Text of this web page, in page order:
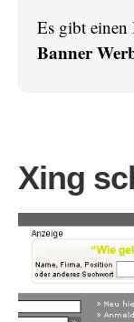
Es gibt
Banner
Xing